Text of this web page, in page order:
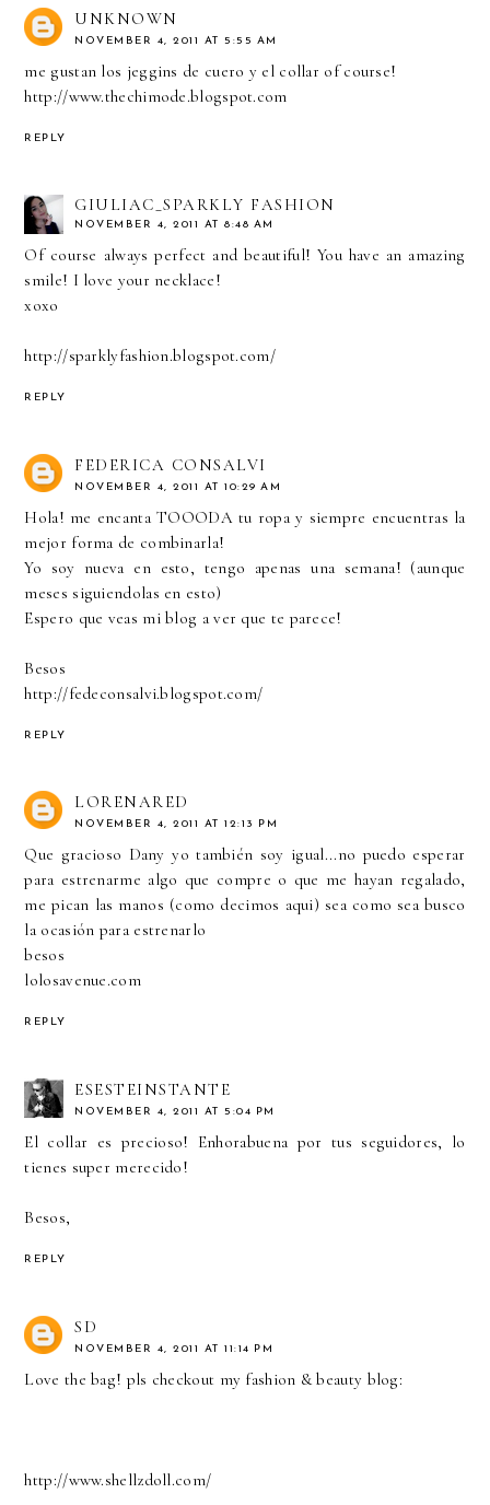
UNKNOWN
NOVEMBER 4, 2011 AT 5:55 AM
me gustan los jeggins de cuero y el collar of course!
http://www.thechimode.blogspot.com
REPLY
GIULIAC_SPARKLY FASHION
NOVEMBER 4, 2011 AT 8:48 AM
Of course always perfect and beautiful! You have an amazing
smile! I love your necklace!
xoxo
http://sparklyfashion.blogspot.com/
REPLY
FEDERICA CONSALVI
NOVEMBER 4, 2011 AT 10:29 AM
Hola! me encanta TOOODA tu ropa y siempre encuentras la
mejor forma de combinarla!
Yo soy nueva en esto, tengo apenas una semana! (aunque
meses siguiendolas en esto)
Espero que veas mi blog a ver que te parece!
Besos
http://fedeconsalvi.blogspot.com/
REPLY
LORENARED
NOVEMBER 4, 2011 AT 12:13 PM
Que gracioso Dany yo también soy igual...no puedo esperar
para estrenarme algo que compre o que me hayan regalado,
me pican las manos (como decimos aqui) sea como sea busco
la ocasión para estrenarlo
besos
lolosavenue.com
REPLY
ESESTEINSTANTE
NOVEMBER 4, 2011 AT 5:04 PM
El collar es precioso! Enhorabuena por tus seguidores, lo
tienes super merecido!
Besos,
REPLY
SD
NOVEMBER 4, 2011 AT 11:14 PM
Love the bag! pls checkout my fashion & beauty blog:
http://www.shellzdoll.com/